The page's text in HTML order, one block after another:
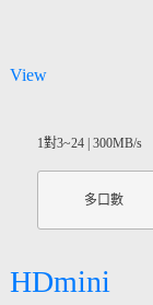
View
1對3~24 | 300MB/s
多口數
HDmini